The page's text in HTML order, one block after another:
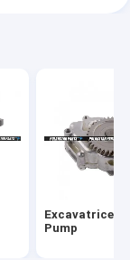
Excavatrice
Pump